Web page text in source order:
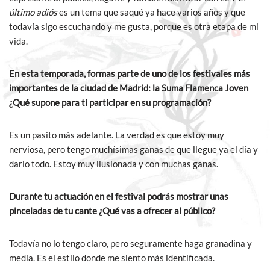
último adióses un tema que saqué ya hace varios años y que
todavía sigo escuchando y me gusta, porque es otra etapa de mi
vida.
En esta temporada, formas parte de uno de los festivales más
importantes de la ciudad de Madrid: la Suma Flamenca Joven
¿Qué supone para ti participar en su programación?
Es un pasito más adelante. La verdad es que estoy muy
nerviosa, pero tengo muchísimas ganas de que llegue ya el día y
darlo todo. Estoy muy ilusionada y con muchas ganas.
Durante tu actuación en el festival podrás mostrar unas
pinceladas de tu cante ¿Qué vas a ofrecer al público?
Todavía no lo tengo claro, pero seguramente haga granadina y
media. Es el estilo donde me siento más identificada.